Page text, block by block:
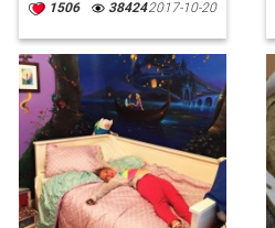
1506 384242017-10-20